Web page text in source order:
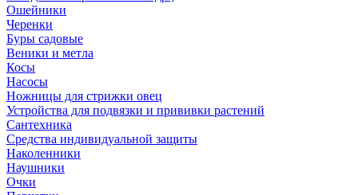
Ошейники
Черенки
Буры садовые
Веники и метла
Косы
Насосы
Ножницы для стрижки овец
Устройства для подвязки и прививки растений
Сантехника
Средства индивидуальной защиты
Наколенники
Наушники
Очки